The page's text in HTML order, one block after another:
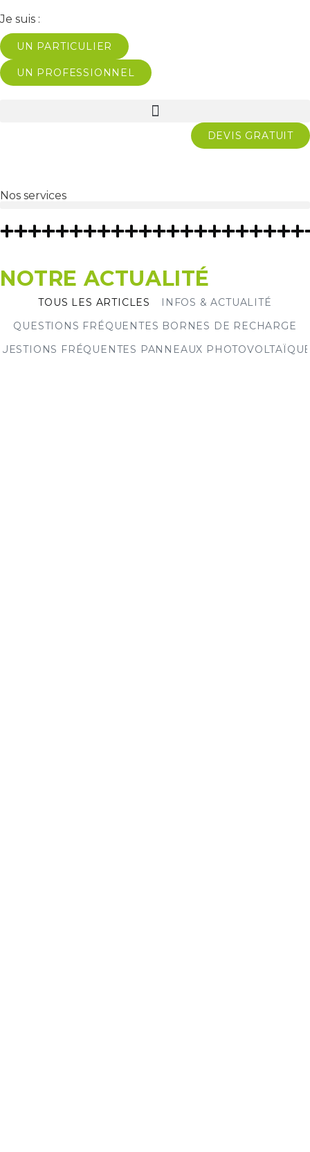
Je suis :
UN PARTICULIER
UN PROFESSIONNEL
DEVIS GRATUIT
Nos services
NOTRE ACTUALITÉ
INFOS & ACTUALITÉ
QUESTIONS FRÉQUENTES BORNES DE RECHARGE
FRÉQUENTES PANNEAUX
TOUS LES ARTICLES